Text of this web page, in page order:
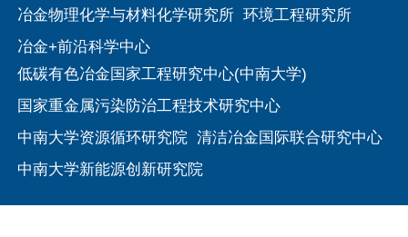
冶金物理化学与材料化学研究所 环境工程研究所
冶金+前沿科学中心
低碳有色冶金国家工程研究中心(中南大学)
国家重金属污染防治工程技术研究中心
中南大学资源循环研究院 清洁冶金国际联合研究中心
中南大学新能源创新研究院